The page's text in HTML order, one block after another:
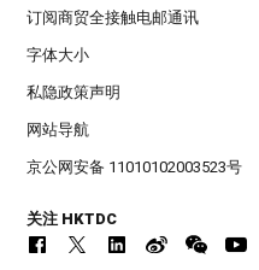
订阅商贸全接触电邮通讯
字体大小
私隐政策声明
网站导航
京公网安备 11010102003523号
关注 HKTDC